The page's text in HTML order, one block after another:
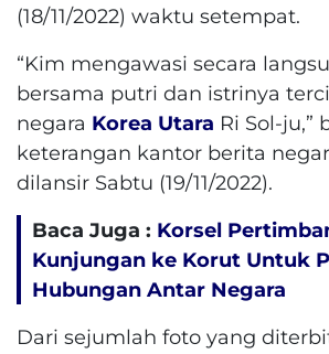
(18/11/2022) waktu setempat.
“Kim mengawasi secara
bersama putri dan istrinya
negara Korea Utara Ri Sol-ju,”
keterangan kantor berita
dilansir Sabtu (19/11/2022).
Baca Juga : Korsel
Kunjungan ke Korut Untuk
Hubungan Antar Negara
Dari sejumlah foto yang